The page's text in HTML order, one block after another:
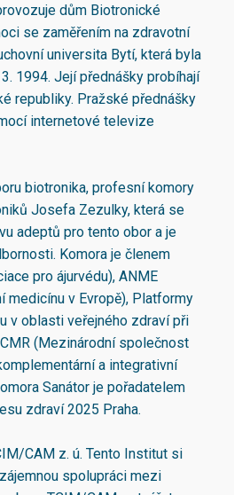
dům Biotronické
se zaměřením na zdravotní
universita Bytí, která byla
1994. Její přednášky probíhají
republiky. Pražské přednášky
internetové televize
biotronika, profesní komory
Josefa Zezulky, která se
adeptů pro tento obor a je
Komora je členem
pro ájurvédu), ANME
medicínu v Evropě), Platformy
v oblasti veřejného zdraví při
(Mezinárodní společnost
a integrativní
Sanátor je pořadatelem
zdraví 2025 Praha.
CAM z. ú. Tento Institut si
spolupráci mezi